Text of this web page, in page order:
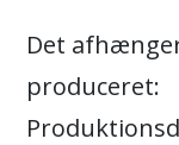
Det
produceret: